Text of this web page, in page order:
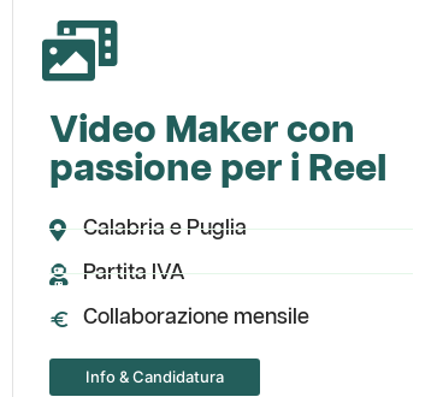
Video Maker con
passione per i Reel
Calabria e Puglia
Partita IVA
Collaborazione mensile
Info & Candidatura